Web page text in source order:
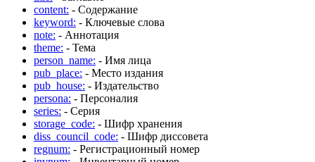
content: - Содержание
keyword: - Ключевые слова
note: - Аннотация
theme: - Тема
person_name: - Имя лица
pub_place: - Место издания
pub_house: - Издательство
persona: - Персоналия
series: - Серия
storage_code: - Шифр хранения
diss_council_code: - Шифр диссовета
regnum: - Регистрационный номер